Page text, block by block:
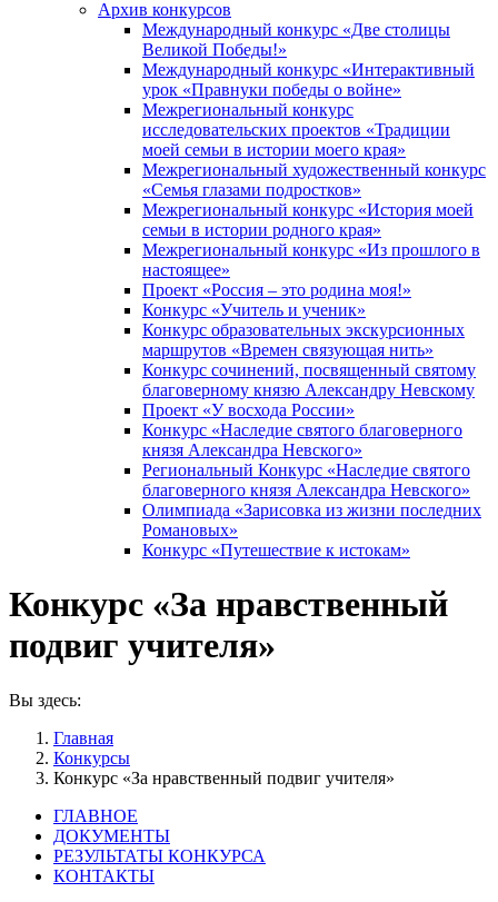
Архив конкурсов
Международный конкурс «Две столицы
Великой Победы!»
Международный конкурс «Интерактивный
урок «Правнуки победы о войне»
Межрегиональный конкурс
исследовательских проектов «Традиции
моей семьи в истории моего края»
Межрегиональный художественный конкурс
«Семья глазами подростков»
Межрегиональный конкурс «История моей
семьи в истории родного края»
Межрегиональный конкурс «Из прошлого в
настоящее»
Проект «Россия – это родина моя!»
Конкурс «Учитель и ученик»
Конкурс образовательных экскурсионных
маршрутов «Времен связующая нить»
Конкурс сочинений, посвященный святому
благоверному князю Александру Невскому
Проект «У восхода России»
Конкурс «Наследие святого благоверного
князя Александра Невского»
Региональный Конкурс «Наследие святого
благоверного князя Александра Невского»
Олимпиада «Зарисовка из жизни последних
Романовых»
Конкурс «Путешествие к истокам»
Конкурс «За нравственный
подвиг учителя»
Вы здесь:
Главная
Конкурсы
Конкурс «За нравственный подвиг учителя»
ГЛАВНОЕ
ДОКУМЕНТЫ
РЕЗУЛЬТАТЫ КОНКУРСА
КОНТАКТЫ